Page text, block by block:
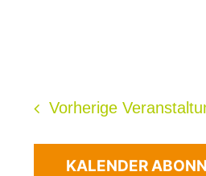
Vorherige
KALENDER